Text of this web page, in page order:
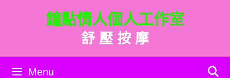
內
鐘點情人個人工作室
舒 壓 按 摩
Menu